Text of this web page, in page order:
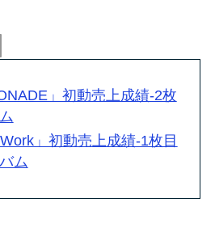
」初動売上成績-2枚
」初動売上成績-1枚目
ム